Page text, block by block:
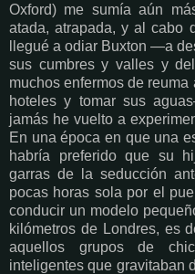
Oxford) me sumía aún
atada, atrapada, y al cabo
llegué a odiar Buxton —a
sus cumbres y valles y
muchos enfermos de
hoteles y tomar sus
jamás he vuelto a
En una época en que una
habría preferido que su
garras de la seducción
pocas horas sola por el
conducir un modelo
kilómetros de Londres, es
aquellos grupos de
inteligentes que gravitaban